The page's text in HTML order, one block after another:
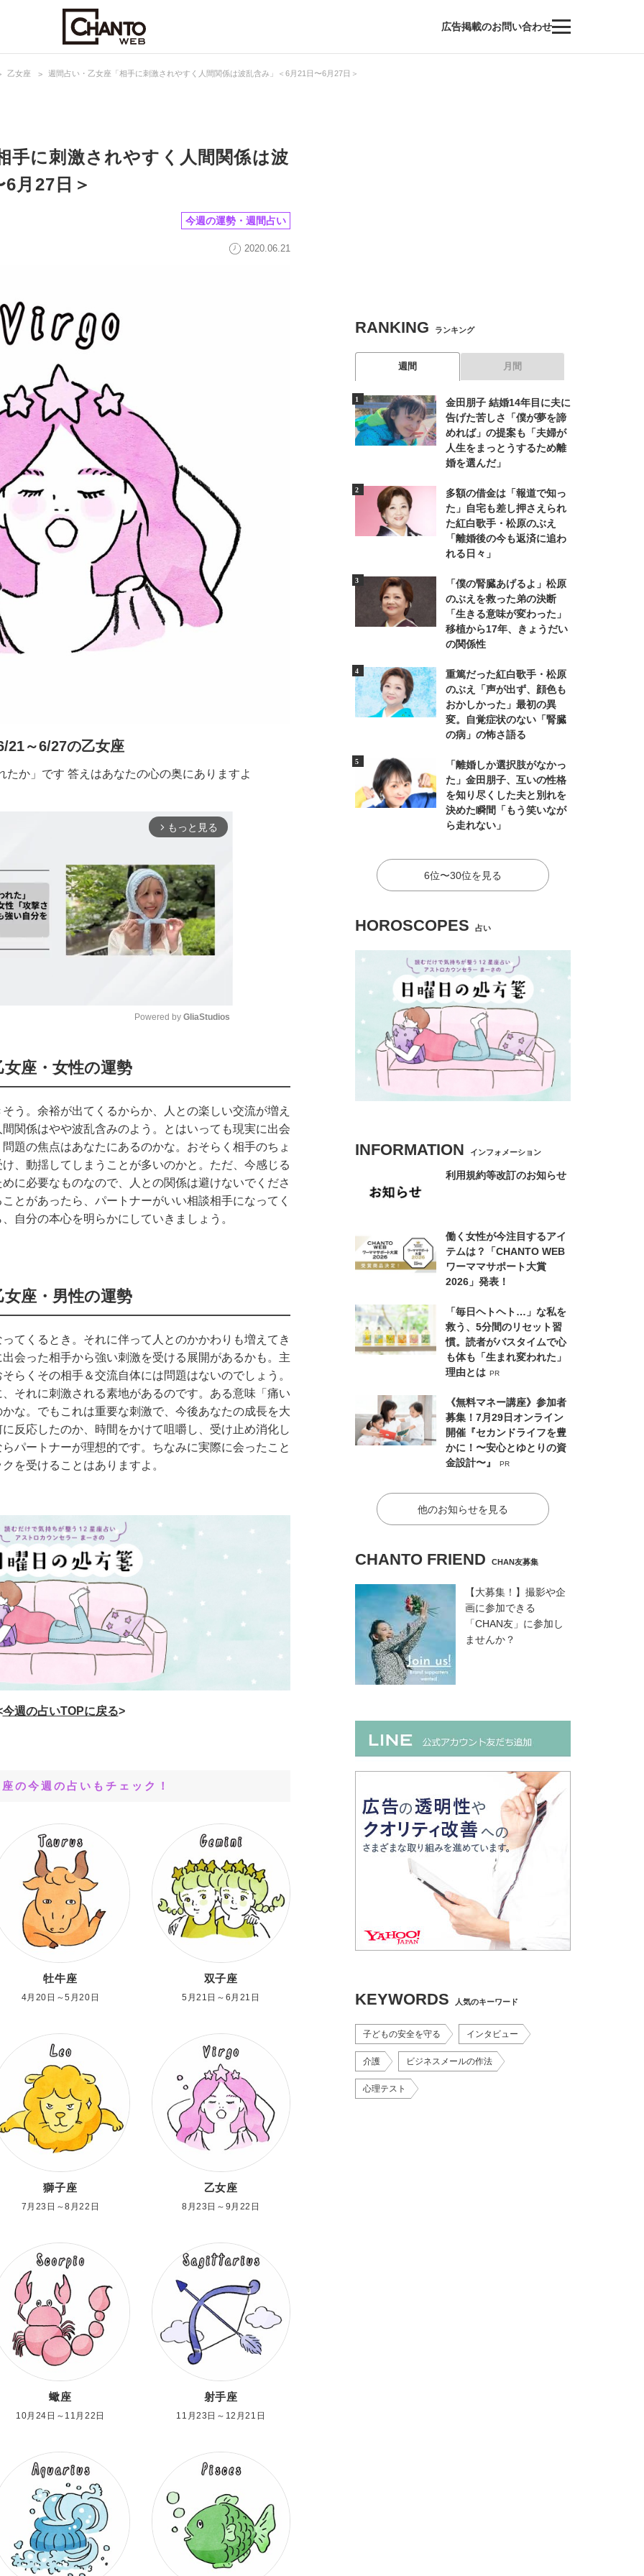
広告掲載のお問い合わせ
乙女座 週間占い・乙女座「相手に刺激されやすく人間関係は波乱含み」＜6月21日〜6月27日＞
手に刺激されやすく人間関係は波
月27日＞
今週の運勢・週間占い
2020.06.21
21～6/27の乙女座
たか」です 答えはあなたの心の奥にありますよ
arrow_forward_ios もっと見る
Powered by GliaStudios
女座・女性の運勢
う。余裕が出てくるからか、人との楽しい交流が増え
関係はやや波乱含みのよう。とはいっても現実に出会
題の焦点はあなたにあるのかな。おそらく相手のちょ
、動揺してしまうことが多いのかと。ただ、今感じる
に必要なものなので、人との関係は避けないでくださ
とがあったら、パートナーがいい相談相手になってく
自分の本心を明らかにしていきましょう。
女座・男性の運勢
てくるとき。それに伴って人とのかかわりも増えてき
会った相手から強い刺激を受ける展開があるかも。主
らくその相手＆交流自体には問題はないのでしょう。
それに刺激される素地があるのです。ある意味「痛い
な。でもこれは重要な刺激で、今後あなたの成長を大
反応したのか、時間をかけて咀嚼し、受け止め消化し
パートナーが理想的です。ちなみに実際に会ったこと
を受けることはありますよ。
今週の占いTOPに戻る>
の今週の占いもチェック！
牡牛座
4月20日～5月20日
双子座
5月21日～6月21日
獅子座
7月23日～8月22日
乙女座
8月23日～9月22日
蠍座
10月24日～11月22日
射手座
11月23日～12月21日
RANKING ランキング
週間 月間
金田朋子 結婚14年目に夫に
告げた苦しさ「僕が夢を諦
めれば」の提案も「夫婦が
人生をまっとうするため離
婚を選んだ」
多額の借金は「報道で知っ
た」自宅も差し押さえられ
た紅白歌手・松原のぶえ
「離婚後の今も返済に追わ
れる日々」
「僕の腎臓あげるよ」松原
のぶえを救った弟の決断
「生きる意味が変わった」
移植から17年、きょうだい
の関係性
重篤だった紅白歌手・松原
のぶえ「声が出ず、顔色も
おかしかった」最初の異
変。自覚症状のない「腎臓
の病」の怖さ語る
「離婚しか選択肢がなかっ
た」金田朋子、互いの性格
を知り尽くした夫と別れを
決めた瞬間「もう笑いなが
ら走れない」
6位〜30位を見る
HOROSCOPES 占い
INFORMATION インフォメーション
利用規約等改訂のお知らせ
働く女性が今注目するアイ
テムは？「CHANTO WEB
ワーママサポート大賞
2026」発表！
「毎日ヘトヘト…」な私を
救う、5分間のリセット習
慣。読者がバスタイムで心
も体も「生まれ変われた」
理由とは PR
《無料マネー講座》参加者
募集！7月29日オンライン
開催『セカンドライフを豊
かに！〜安心とゆとりの資
金設計〜』
PR
他のお知らせを見る
CHANTO FRIEND CHAN友募集
【大募集！】撮影や企
画に参加できる
「CHAN友」に参加し
ませんか？
KEYWORDS 人気のキーワード
子どもの安全を守る インタビュー
介護 ビジネスメールの作法
心理テスト